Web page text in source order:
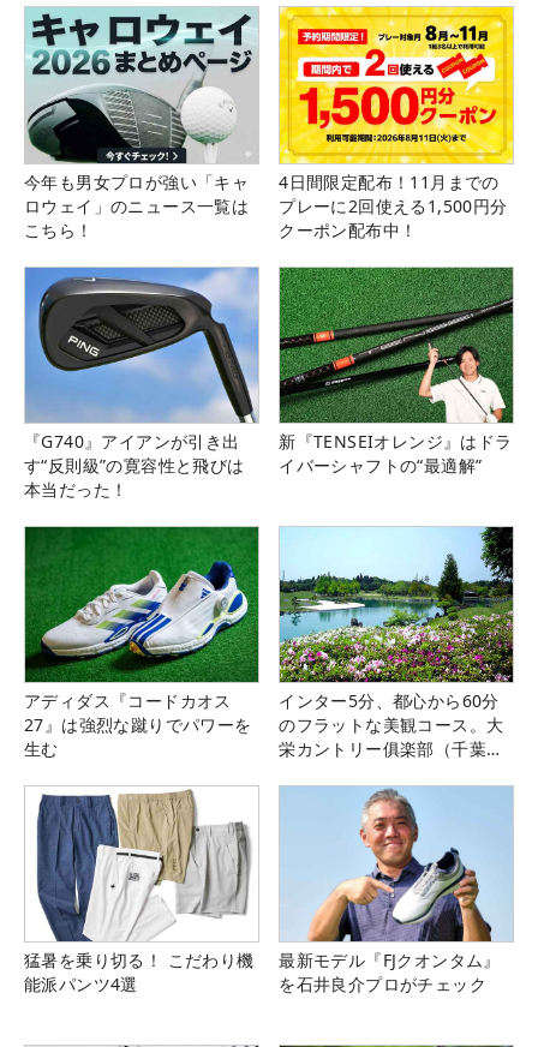
今年も男女プロが強い「キャ
ロウェイ」のニュース一覧は
こちら！
4日間限定配布！11月までの
プレーに2回使える1,500円分
クーポン配布中！
『G740』アイアンが引き出
す“反則級”の寛容性と飛びは
本当だった！
新『TENSEIオレンジ』はドラ
イバーシャフトの“最適解”
アディダス『コードカオス
27』は強烈な蹴りでパワーを
生む
インター5分、都心から60分
のフラットな美観コース。大
栄カントリー俱楽部（千葉
猛暑を乗り切る！ こだわり機
能派パンツ4選
最新モデル『FJクオンタム』
を石井良介プロがチェック